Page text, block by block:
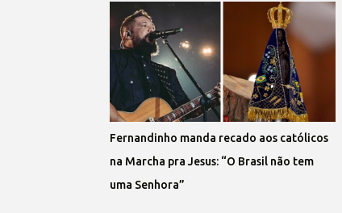
Fernandinho manda recado aos católicos
na Marcha pra Jesus: “O Brasil não tem
uma Senhora”